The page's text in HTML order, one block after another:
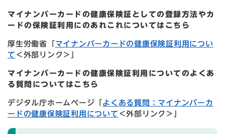
マイナンバーカードの健康保険証としての登録方法やカ
ードの保険証利用にのあれこれについてはこちら
厚生労働省「 マイナンバーカードの健康保険証利用につい
て ＜外部リンク＞
マイナンバーカードの健康保険証利用についてのよくあ
る質問についてはこちら
デジタル庁ホームページ「 よくある質問：マイナンバーカ
ードの健康保険証利用について ＜外部リンク＞